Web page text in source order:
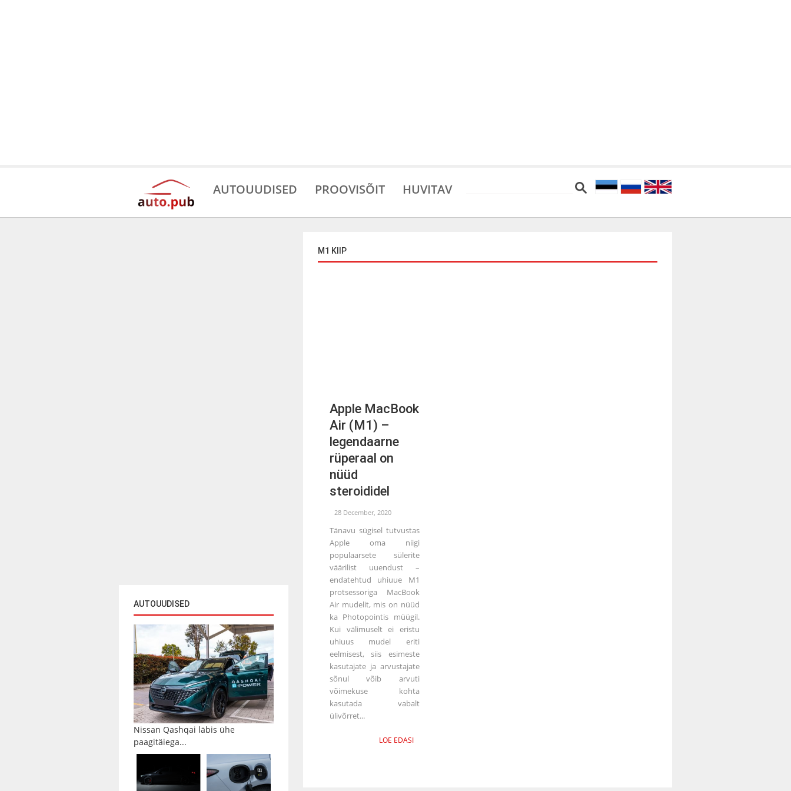
AUTOUUDISED PROOVISÕIT HUVITAV
AUTOUUDISED
Nissan Qashqai läbis ühe
paagitäiega...
M1 KIIP
Apple MacBook
Air (M1) –
legendaarne
rüperaal on
nüüd
steroididel
28 December, 2020
Tänavu sügisel tutvustas
Apple oma niigi
populaarsete sülerite
väärilist uuendust –
endatehtud uhiuue M1
protsessoriga MacBook
Air mudelit, mis on nüüd
ka Photopointis müügil.
Kui välimuselt ei eristu
uhiuus mudel eriti
eelmisest, siis esimeste
kasutajate ja arvustajate
sõnul võib arvuti
võimekuse kohta
kasutada vabalt
ülivõrret...
LOE EDASI